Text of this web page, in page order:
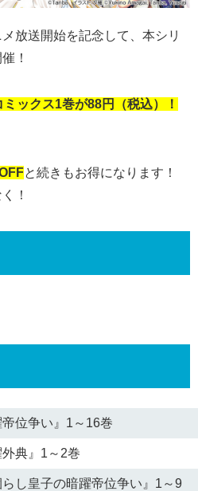
放送開始を記念して、本シリ
！
ックス1巻が88円（税込）！
と続きもお得になります！
！
帝位争い』1～16巻
外典』1～2巻
らし皇子の暗躍帝位争い』1～9